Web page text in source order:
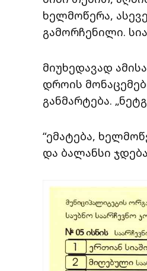
ხელმოწერა,
გამორჩენილი.
მიუხედავად
დროის
განმარტება.
“ემატება,
და ბალანსი